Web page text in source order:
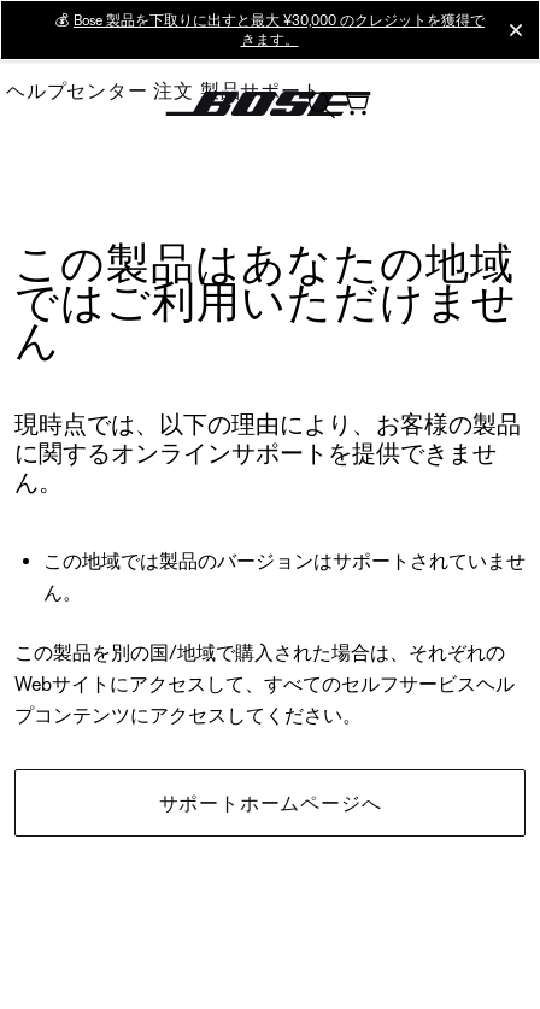
Main
💰 Bose 製品を下取りに出すと最大 ¥30,000 のクレジットを獲得で
きます。
ヘルプセンター 注文 製品サポート
この製品はあなたの地域
ではご利用いただけませ
ん
現時点では、以下の理由により、お客様の製品
に関するオンラインサポートを提供できませ
ん。
この地域では製品のバージョンはサポートされていませ
ん。
この製品を別の国/地域で購入された場合は、それぞれの
Webサイトにアクセスして、すべてのセルフサービスヘル
プコンテンツにアクセスしてください。
サポートホームページへ